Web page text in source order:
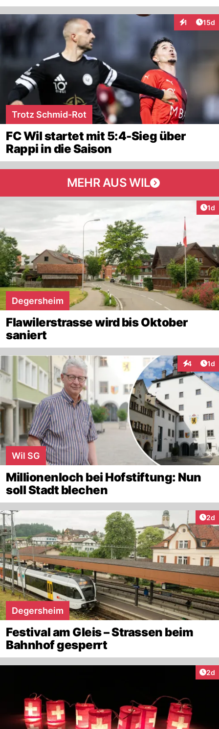
1 15d
Trotz Schmid-Rot
FC Wil startet mit 5:4-Sieg über
Rappi in die Saison
MEHR AUS WIL
1d
Degersheim
Flawilerstrasse wird bis Oktober
saniert
4 1d
Wil SG
Millionenloch bei Hofstiftung: Nun
soll Stadt blechen
2d
Degersheim
Festival am Gleis – Strassen beim
Bahnhof gesperrt
2d